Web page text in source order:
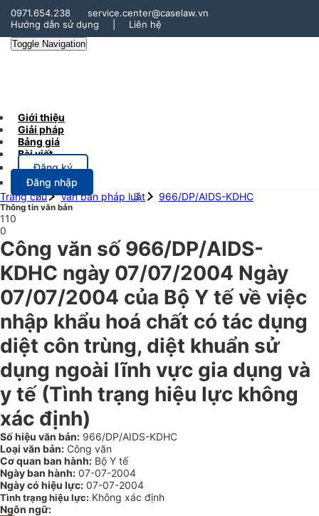
0971.654.238
service.center@caselaw.vn
Hướng dẫn sử dụng
Liên hệ
Toggle Navigation
Giới thiệu
Giải pháp
Bảng giá
Bài viết
Đăng ký
Đăng nhập
Trang chủ
Văn bản pháp luật 966/DP/AIDS-KDHC
Thông tin văn bản
110
0
Công văn số 966/DP/AIDS-
KDHC ngày 07/07/2004 Ngày
07/07/2004 của Bộ Y tế về việc
nhập khẩu hoá chất có tác dụng
diệt côn trùng, diệt khuẩn sử
dụng ngoài lĩnh vực gia dụng và
y tế (Tình trạng hiệu lực không
xác định)
Số hiệu văn bản: 966/DP/AIDS-KDHC
Loại văn bản: Công văn
Cơ quan ban hành: Bộ Y tế
Ngày ban hành: 07-07-2004
Ngày có hiệu lực: 07-07-2004
Tình trạng hiệu lực: Không xác định
Ngôn ngữ: